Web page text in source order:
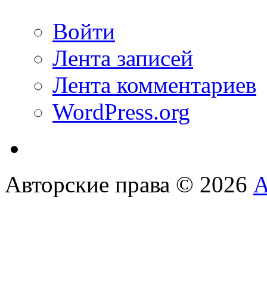
Войти
Лента записей
Лента комментариев
WordPress.org
Авторские права © 2026